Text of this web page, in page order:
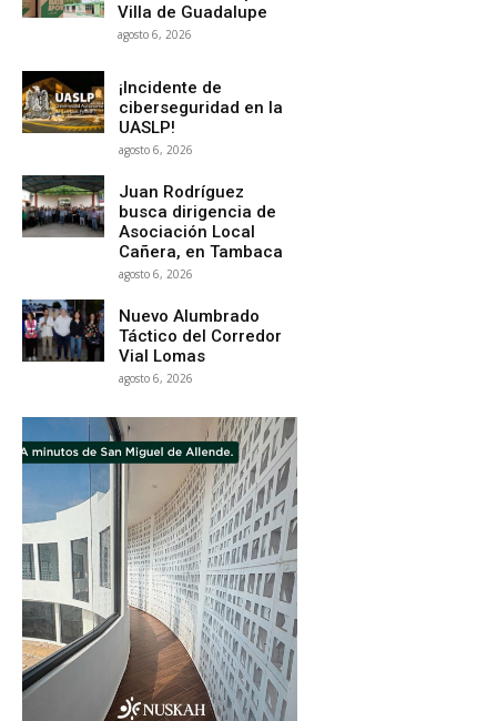
Villa de Guadalupe
agosto 6, 2026
¡Incidente de
ciberseguridad en la
UASLP!
agosto 6, 2026
Juan Rodríguez
busca dirigencia de
Asociación Local
Cañera, en Tambaca
agosto 6, 2026
Nuevo Alumbrado
Táctico del Corredor
Vial Lomas
agosto 6, 2026